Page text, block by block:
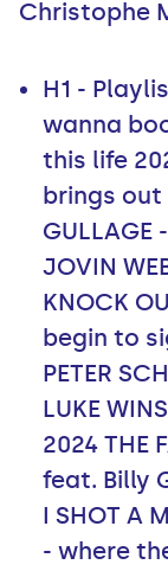
Christophe
H1 -
wanna
this life
brings out
JOVIN
KNOCK
begin to
PETER
LUKE
2024 THE
feat. Billy
I SHOT A
- where